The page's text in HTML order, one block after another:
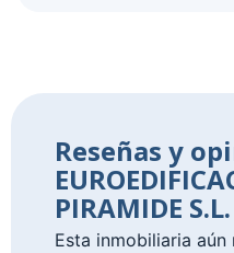
Reseñas y
PIRAMIDE S.L.
Esta inmobiliaria aún